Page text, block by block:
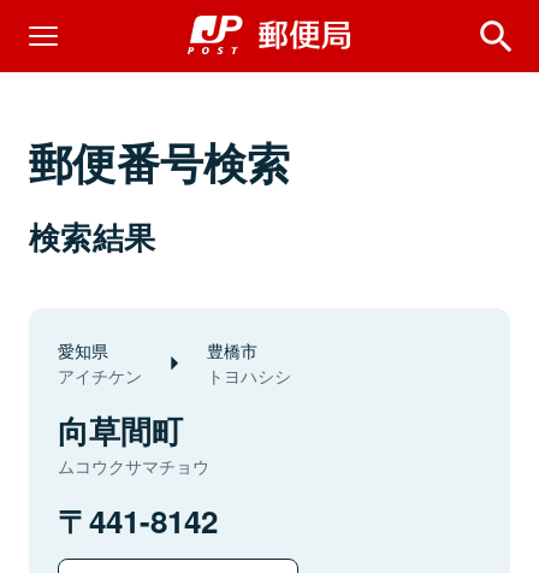
郵便番号検索
検索結果
愛知県
アイチケン
豊橋市
トヨハシシ
向草間町
ムコウクサマチョウ
441-8142